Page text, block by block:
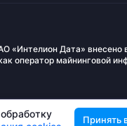
Принять
«Интелион Дата» внесено
оператор майнинговой
АО «Вычислительные
д. 12 ИНН: